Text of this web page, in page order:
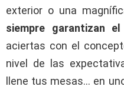
exterior o una
siempre garantizan
aciertas con el
nivel de las
llene tus mesas… en